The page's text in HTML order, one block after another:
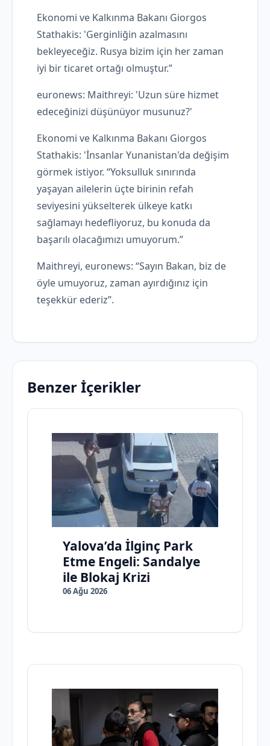
Ekonomi ve Kalkınma Bakanı Giorgos
Stathakis: 'Gerginliğin azalmasını
bekleyeceğiz. Rusya bizim için her zaman
iyi bir ticaret ortağı olmuştur.”
euronews: Maithreyi: 'Uzun süre hizmet
edeceğinizi düşünüyor musunuz?'
Ekonomi ve Kalkınma Bakanı Giorgos
Stathakis: 'İnsanlar Yunanistan'da değişim
görmek istiyor. “Yoksulluk sınırında
yaşayan ailelerin üçte birinin refah
seviyesini yükselterek ülkeye katkı
sağlamayı hedefliyoruz, bu konuda da
başarılı olacağımızı umuyorum.”
Maithreyi, euronews: “Sayın Bakan, biz de
öyle umuyoruz, zaman ayırdığınız için
teşekkür ederiz”.
Benzer İçerikler
Yalova’da İlginç Park
Etme Engeli: Sandalye
ile Blokaj Krizi
06 Ağu 2026